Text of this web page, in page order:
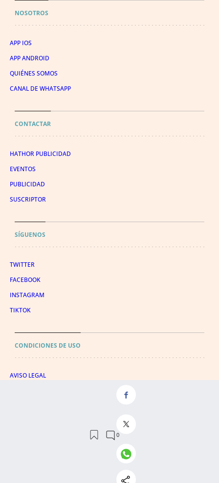
NOSOTROS
APP IOS
APP ANDROID
QUIÉNES SOMOS
CANAL DE WHATSAPP
CONTACTAR
HATHOR PUBLICIDAD
EVENTOS
PUBLICIDAD
SUSCRIPTOR
SÍGUENOS
TWITTER
FACEBOOK
INSTAGRAM
TIKTOK
CONDICIONES DE USO
AVISO LEGAL